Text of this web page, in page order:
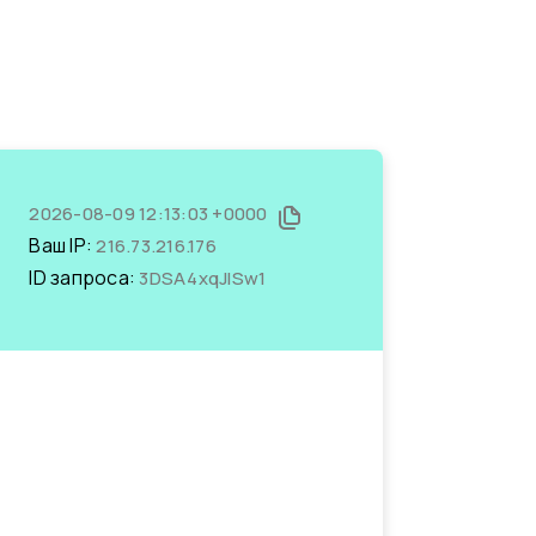
2026-08-09 12:13:03 +0000
Ваш IP:216.73.216.176
ID запроса: 3DSA4xqJlSw1